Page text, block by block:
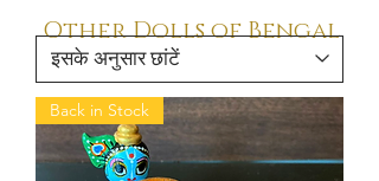
Other Dolls of Bengal
Back in Stock